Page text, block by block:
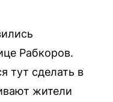
Рабкоров.
тут сделать в
жители